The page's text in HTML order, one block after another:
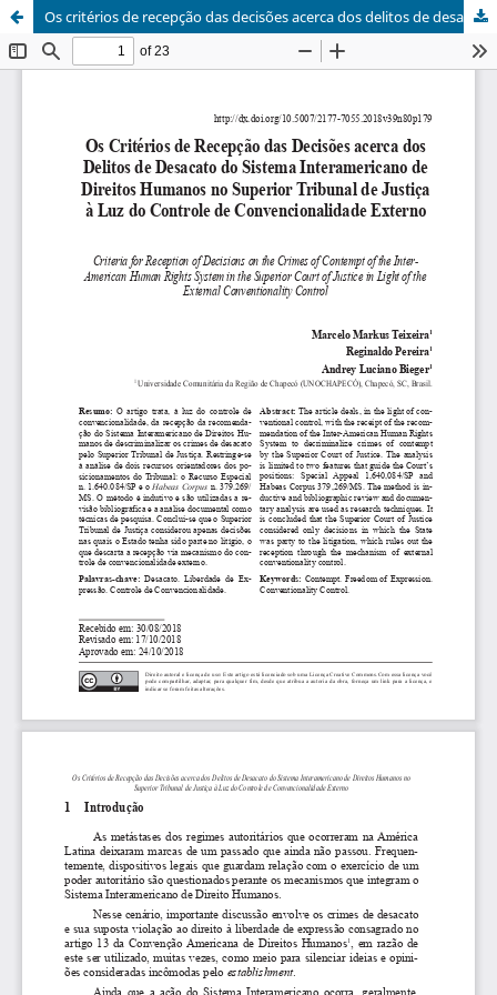
Os critérios de recepção das decisões acerca dos delitos de desacato do sistema interamericano de direitos humanos no Superior Tribunal de Justiça à luz do controle de convencionalidade externo